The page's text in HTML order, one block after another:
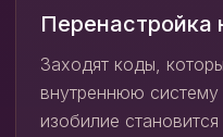
Перенастройка
Заходят коды,
внутреннюю систему
изобилие